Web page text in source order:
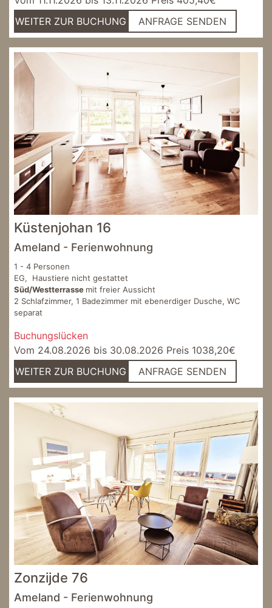
WEITER ZUR BUCHUNG
ANFRAGE SENDEN
Küstenjohan 16
Ameland - Ferienwohnung
1 - 4 Personen
EG, Haustiere nicht gestattet
Süd/Westterrasse mit freier Aussicht
2 Schlafzimmer, 1 Badezimmer mit ebenerdiger Dusche, WC
separat
Buchungslücken
Vom 24.08.2026 bis 30.08.2026 Preis 1038,20€
WEITER ZUR BUCHUNG
ANFRAGE SENDEN
Zonzijde 76
Ameland - Ferienwohnung